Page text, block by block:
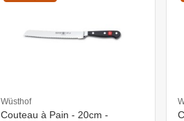
Wüsthof
Couteau à Pain - 20cm -